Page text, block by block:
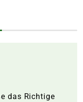
das Richtige